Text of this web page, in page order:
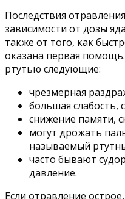
Последствия
зависимости от дозы
также от того, как
оказана первая
ртутью следующие:
чрезмерная
большая слабость,
снижение памяти,
могут дрожать
называемый
часто бывают
давление.
Если отравление